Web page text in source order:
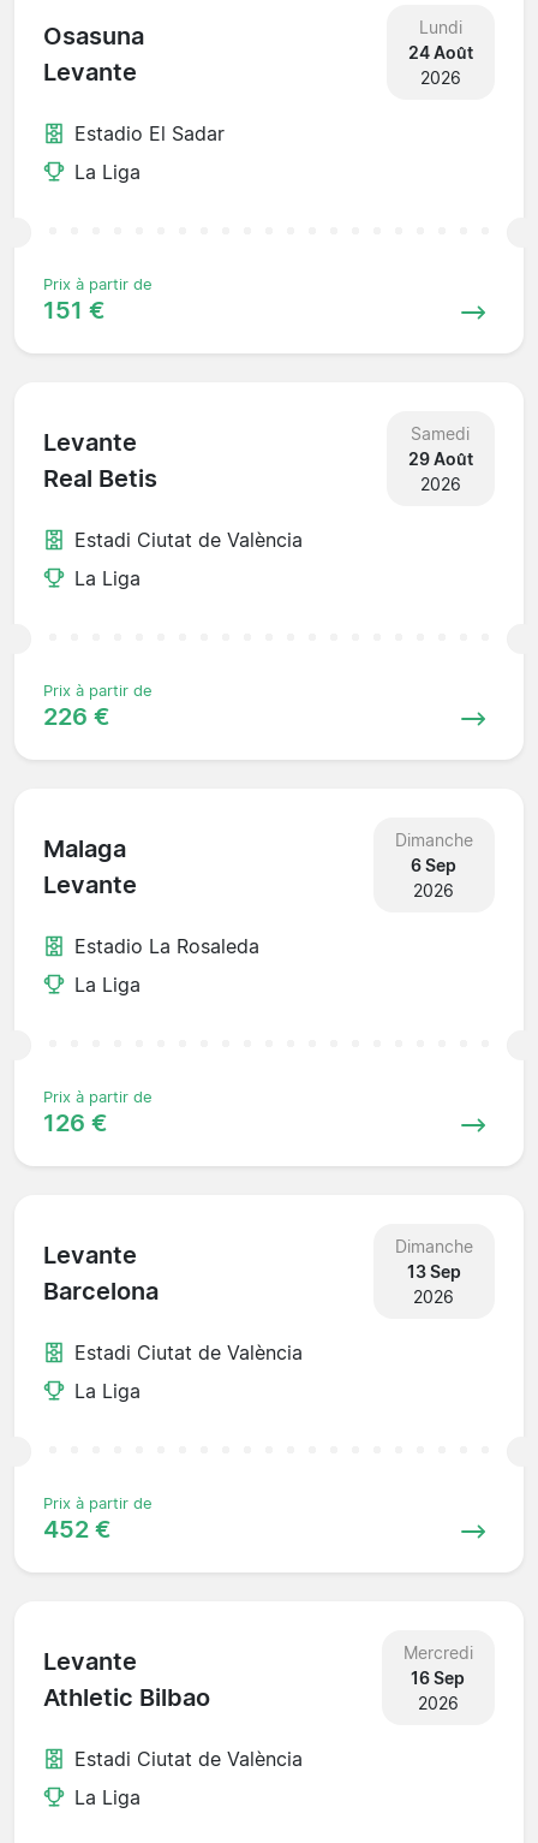
Osasuna
Levante
Lundi
24 Août
2026
Estadio El Sadar
La Liga
Prix à partir de
151 €
Levante
Real Betis
Samedi
29 Août
2026
Estadi Ciutat de València
La Liga
Prix à partir de
226 €
Malaga
Levante
Dimanche
6 Sep
2026
Estadio La Rosaleda
La Liga
Prix à partir de
126 €
Levante
Barcelona
Dimanche
13 Sep
2026
Estadi Ciutat de València
La Liga
Prix à partir de
452 €
Levante
Athletic Bilbao
Mercredi
16 Sep
2026
Estadi Ciutat de València
La Liga